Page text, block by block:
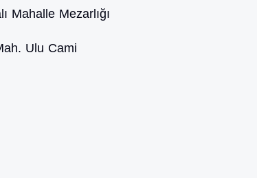
Mahalle Mezarlığı
Ulu Cami